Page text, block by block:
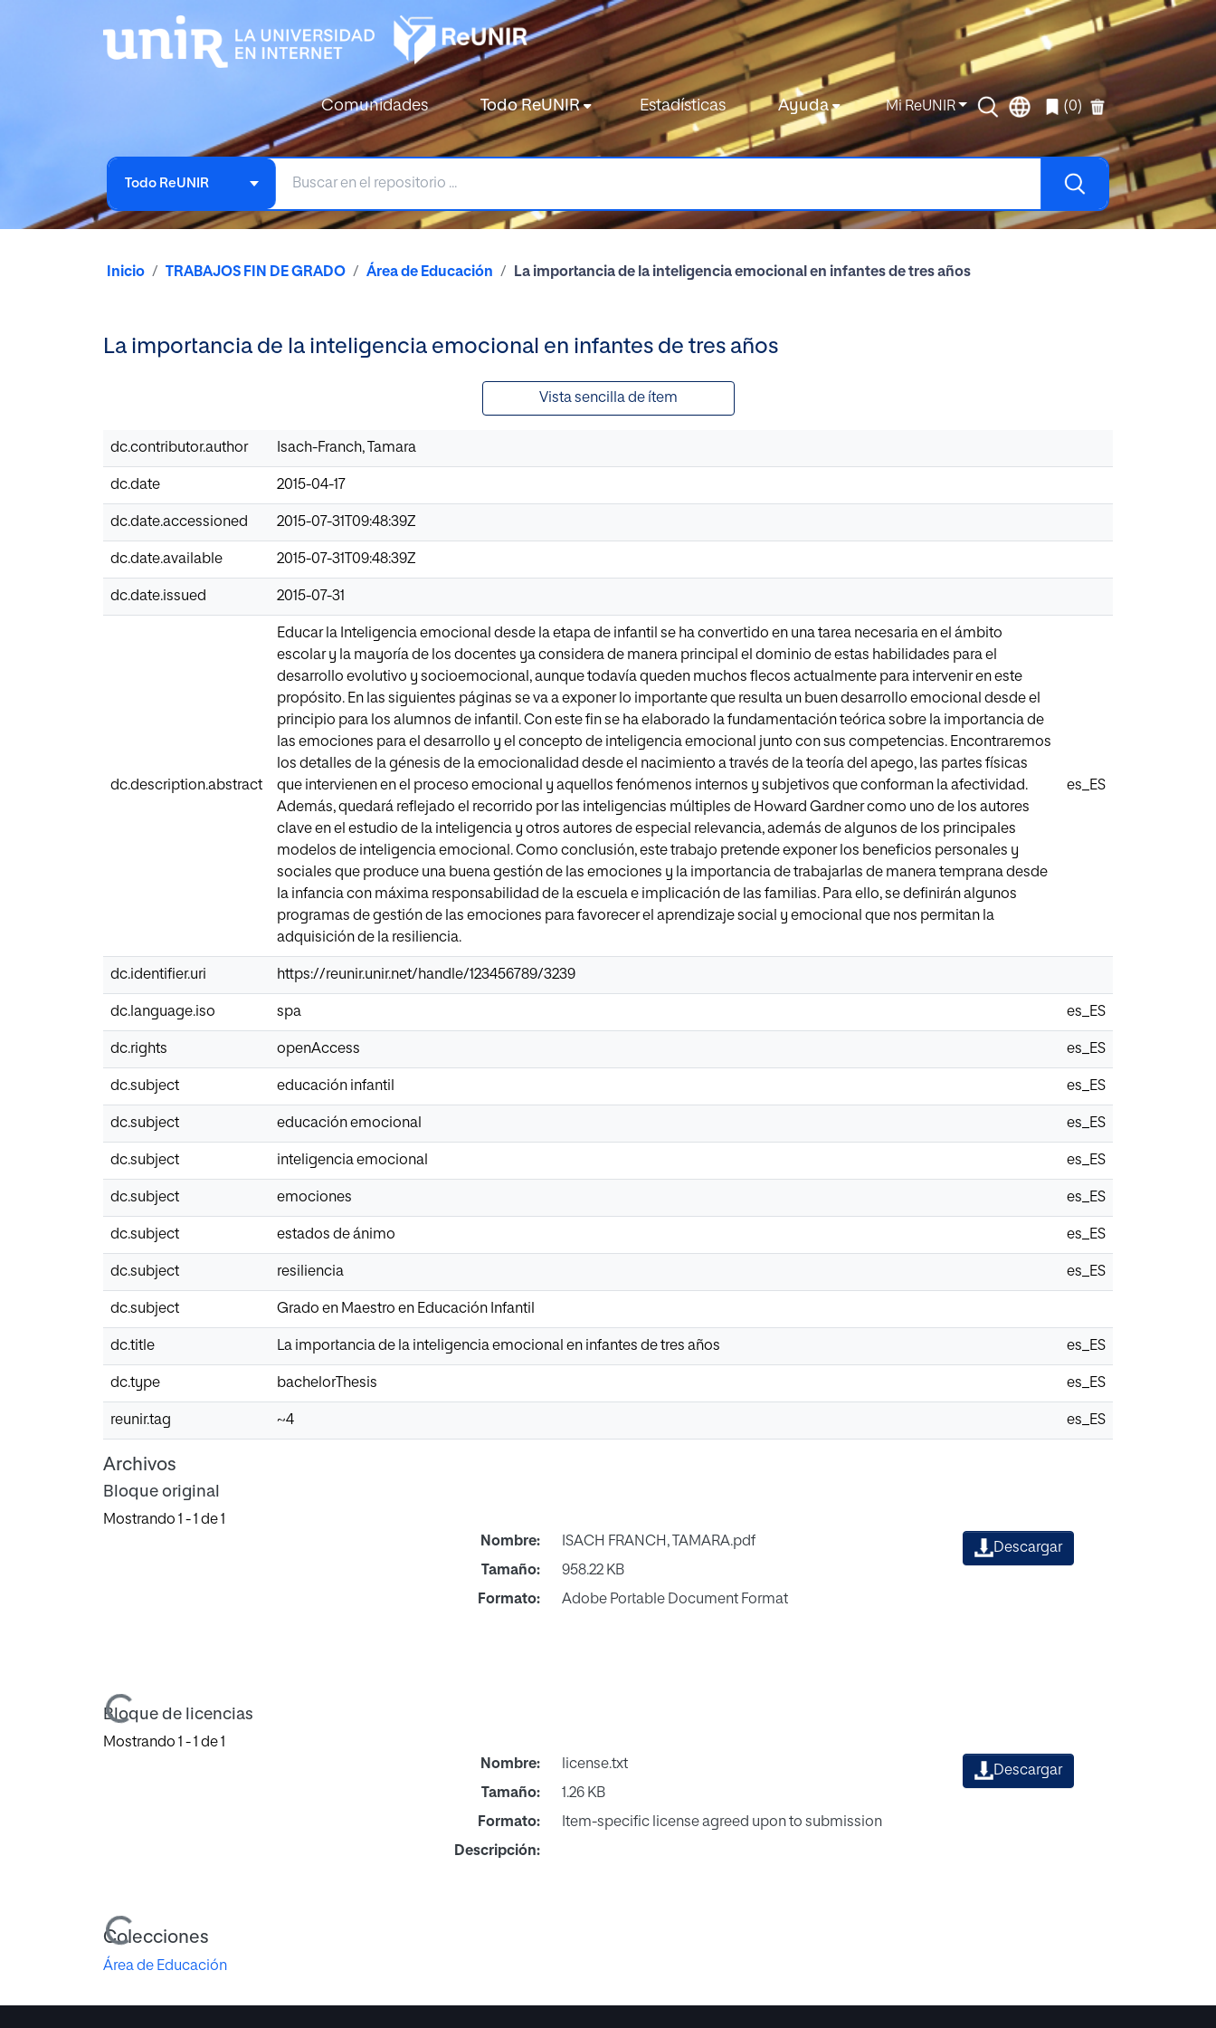
Comunidades Todo ReUNIR Estadísticas Ayuda Mi ReUNIR (0)
Todo ReUNIR
Inicio TRABAJOS FIN DE GRADO Área de Educación La importancia de la inteligencia emocional en infantes de tres años
La importancia de la inteligencia emocional en infantes de tres años
Vista sencilla de ítem
dc.contributor.author Isach-Franch, Tamara
dc.date 2015-04-17
dc.date.accessioned 2015-07-31T09:48:39Z
dc.date.available 2015-07-31T09:48:39Z
dc.date.issued 2015-07-31
dc.description.abstract
Educar la Inteligencia emocional desde la etapa de infantil se ha convertido en una tarea necesaria en el ámbito
escolar y la mayoría de los docentes ya considera de manera principal el dominio de estas habilidades para el
desarrollo evolutivo y socioemocional, aunque todavía queden muchos flecos actualmente para intervenir en este
propósito. En las siguientes páginas se va a exponer lo importante que resulta un buen desarrollo emocional desde el
principio para los alumnos de infantil. Con este fin se ha elaborado la fundamentación teórica sobre la importancia de
las emociones para el desarrollo y el concepto de inteligencia emocional junto con sus competencias. Encontraremos
los detalles de la génesis de la emocionalidad desde el nacimiento a través de la teoría del apego, las partes físicas
que intervienen en el proceso emocional y aquellos fenómenos internos y subjetivos que conforman la afectividad.
Además, quedará reflejado el recorrido por las inteligencias múltiples de Howard Gardner como uno de los autores
clave en el estudio de la inteligencia y otros autores de especial relevancia, además de algunos de los principales
modelos de inteligencia emocional. Como conclusión, este trabajo pretende exponer los beneficios personales y
sociales que produce una buena gestión de las emociones y la importancia de trabajarlas de manera temprana desde
la infancia con máxima responsabilidad de la escuela e implicación de las familias. Para ello, se definirán algunos
programas de gestión de las emociones para favorecer el aprendizaje social y emocional que nos permitan la
adquisición de la resiliencia.
es_ES
dc.identifier.uri https://reunir.unir.net/handle/123456789/3239
dc.language.iso spa es_ES
dc.rights openAccess es_ES
dc.subject educación infantil es_ES
dc.subject educación emocional es_ES
dc.subject inteligencia emocional es_ES
dc.subject emociones es_ES
dc.subject estados de ánimo es_ES
dc.subject resiliencia es_ES
dc.subject Grado en Maestro en Educación Infantil
dc.title La importancia de la inteligencia emocional en infantes de tres años es_ES
dc.type bachelorThesis es_ES
reunir.tag ~4 es_ES
Archivos
Bloque original
Mostrando 1 - 1 de 1
Cargando...
Nombre:
ISACH FRANCH, TAMARA.pdf
Tamaño:
958.22 KB
Formato:
Adobe Portable Document Format
Descargar
Bloque de licencias
Mostrando 1 - 1 de 1
Cargando...
Nombre:
license.txt
Tamaño:
1.26 KB
Formato:
Item-specific license agreed upon to submission
Descripción:
Descargar
Colecciones
Área de Educación